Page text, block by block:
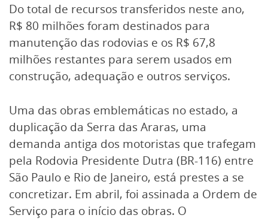
Do total de recursos transferidos neste ano,
R$ 80 milhões foram destinados para
manutenção das rodovias e os R$ 67,8
milhões restantes para serem usados em
construção, adequação e outros serviços.
Uma das obras emblemáticas no estado, a
duplicação da Serra das Araras, uma
demanda antiga dos motoristas que trafegam
pela Rodovia Presidente Dutra (BR-116) entre
São Paulo e Rio de Janeiro, está prestes a se
concretizar. Em abril, foi assinada a Ordem de
Serviço para o início das obras. O